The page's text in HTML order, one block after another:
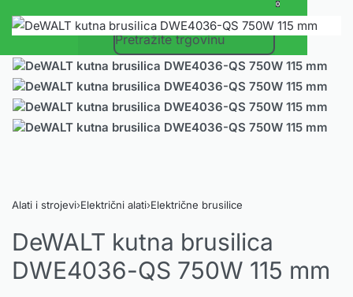
0
Alati i strojevi›Električni alati›Električne brusilice
DeWALT kutna brusilica
DWE4036-QS 750W 115 mm